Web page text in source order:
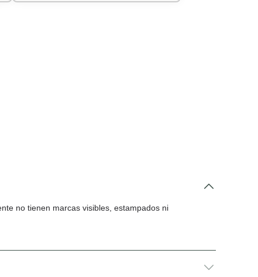
no tienen marcas visibles, estampados ni